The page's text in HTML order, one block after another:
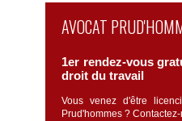
AVOCAT
1er rendez-vous
droit du travail
Vous venez d'être
Prud'hommes ?